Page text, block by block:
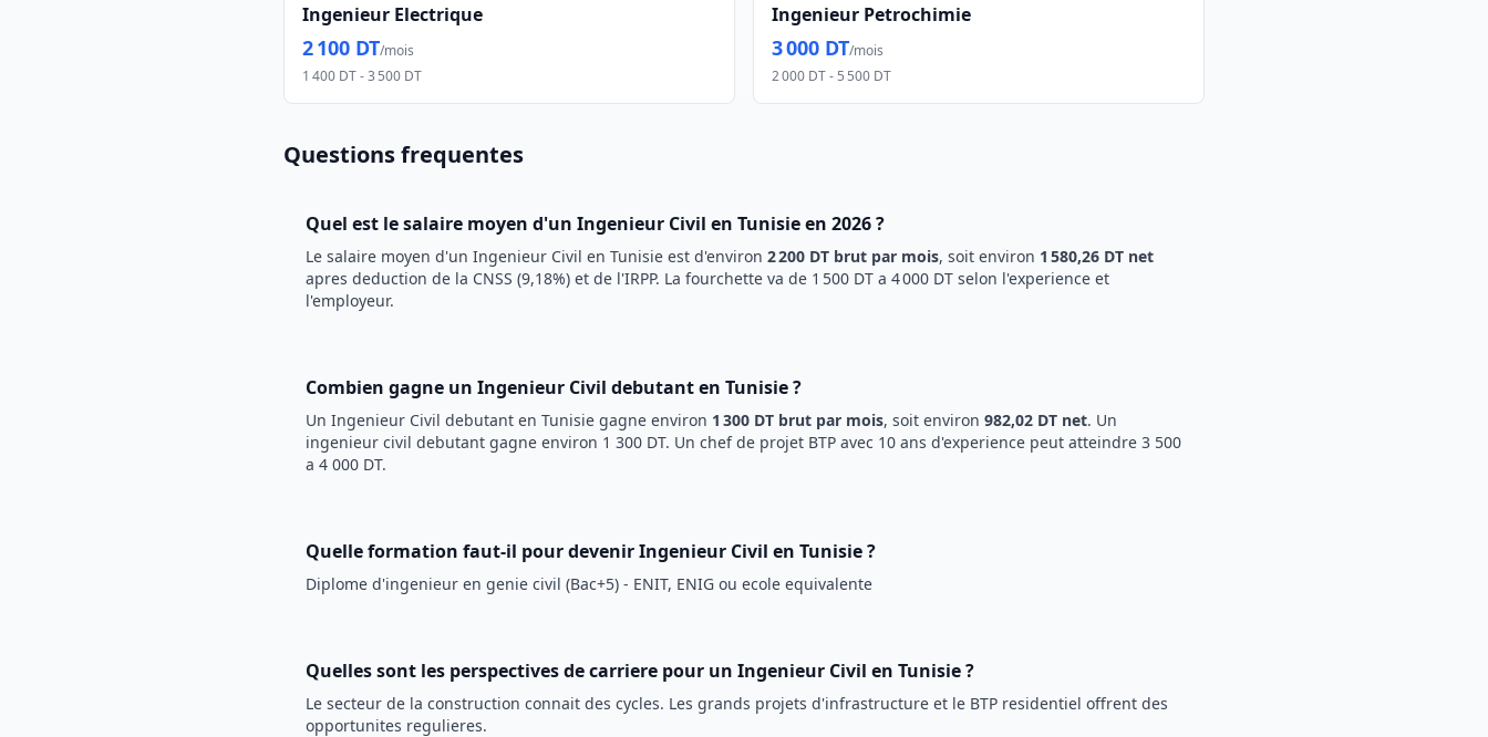
Ingenieur Electrique
2 100 DT/mois
1 400 DT-3 500 DT
Ingenieur Petrochimie
3 000 DT/mois
2 000 DT- 5 500 DT
Questions frequentes
Quel est le salaire moyen d'un Ingenieur Civil en Tunisie en 2026 ?
Le salaire moyen d'un Ingenieur Civil en Tunisie est d'environ 2 200 DT brut par mois, soit environ 1 580,26 DT net
apres deduction de la CNSS (9,18%) et de l'IRPP. La fourchette va de 1 500 DT a 4 000 DT selon l'experience et
l'employeur.
Combien gagne un Ingenieur Civil debutant en Tunisie ?
Un Ingenieur Civil debutant en Tunisie gagne environ 1 300 DT brut par mois, soit environ 982,02 DT net. Un
ingenieur civil debutant gagne environ 1 300 DT. Un chef de projet BTP avec 10 ans d'experience peut atteindre 3 500
a 4 000 DT.
Quelle formation faut-il pour devenirIngenieur Civil en Tunisie ?
Diplome d'ingenieur en genie civil (Bac+5) - ENIT, ENIG ou ecole equivalente
Quelles sont les perspectives de carriere pour un Ingenieur Civil en Tunisie ?
Le secteur de la construction connait des cycles. Les grands projets d'infrastructure et le BTP residentiel offrent des
opportunites regulieres.